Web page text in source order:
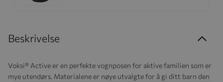
Beskrivelse
Voksi® Active er en perfekte vognposen for aktive familien som er
mye utendørs. Materialene er nøye utvalgte for å gi ditt barn den